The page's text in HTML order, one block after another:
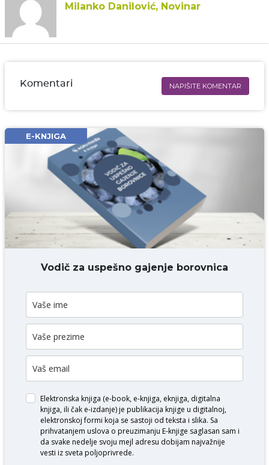
Milanko Danilović, Novinar
Komentari NAPIŠITE KOMENTAR
Email* obavezno
Komentar* obavezno
DODAJ KOMENTAR
E-KNJIGA
Vodič za uspešno gajenje borovnica
Elektronska knjiga (e-book, e-knjiga, eknjiga, digitalna
knjiga, ili čak e-izdanje) je publikacija knjige u digitalnoj,
elektronskoj formi koja se sastoji od teksta i slika. Sa
prihvatanjem uslova o preuzimanju E-knjige saglasan sam i
da svake nedelje svoju mejl adresu dobijam najvažnije
vesti iz sveta poljoprivrede.